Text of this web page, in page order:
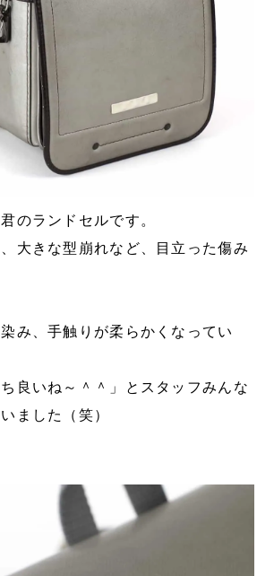
のランドセルです。
大きな型崩れなど、目立った傷み
み、手触りが柔らかくなってい
ち良いね～＾＾」とスタッフみんな
ました（笑）